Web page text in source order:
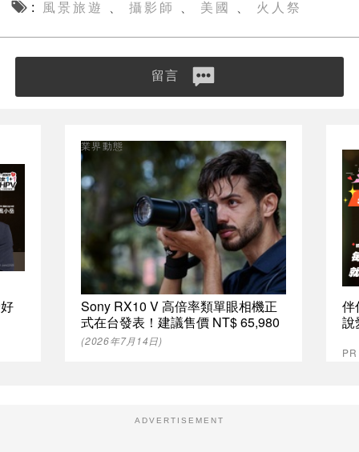
風景旅遊 攝影師 美國 火人祭
留言
Sony RX10 V 高倍率類單眼相機正
式在台發表！建議售價 NT$ 65,980
業界動態
(2026年7月14日)
伴
說
ADVERTISEMENT